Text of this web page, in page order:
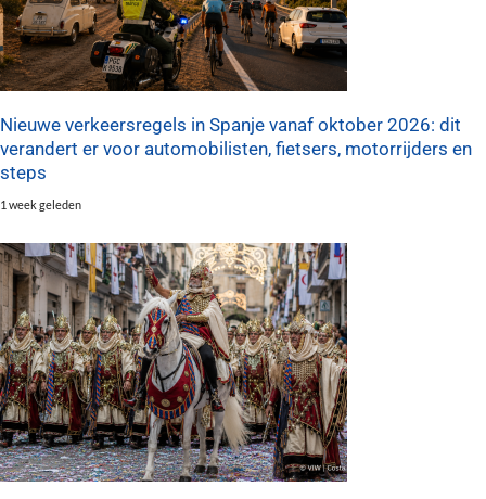
Nieuwe verkeersregels in Spanje vanaf oktober 2026: dit
verandert er voor automobilisten, fietsers, motorrijders en
steps
1 week geleden